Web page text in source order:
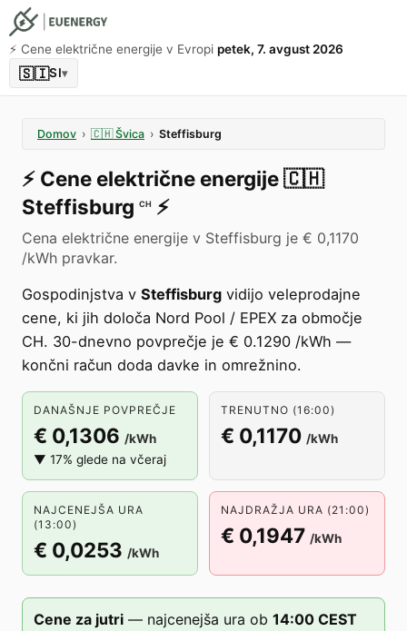
⚡️ Cene električne energije v Evropi petek, 7. avgust 2026
🇸🇮SI▾
Domov › 🇨🇭 Švica › Steffisburg
⚡️ Cene električne energije🇨🇭
Steffisburg CH ⚡️
Cena električne energije v Steffisburg je € 0,1170
/kWh pravkar.
Gospodinjstva v Steffisburg vidijo veleprodajne
cene, ki jih določa Nord Pool / EPEX za območje
CH. 30-dnevno povprečje je € 0.1290 /kWh —
končni račun doda davke in omrežnino.
DANAŠNJE POVPREČJE
€ 0,1306 /kWh
▼ 17% glede na včeraj
TRENUTNO (16:00)
€ 0,1170 /kWh
NAJCENEJŠA URA
(13:00)
€ 0,0253 /kWh
NAJDRAŽJA URA (21:00)
€ 0,1947 /kWh
Cene za jutri — najcenejša ura ob 14:00 CEST